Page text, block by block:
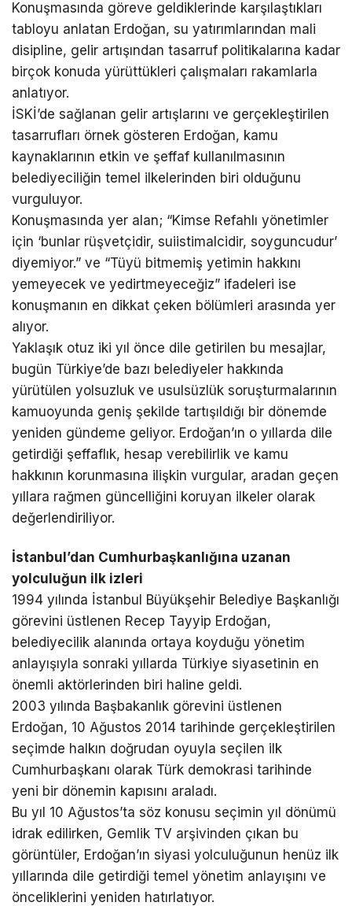
Konuşmasında göreve geldiklerinde karşılaştıkları
tabloyu anlatan Erdoğan, su yatırımlarından mali
disipline, gelir artışından tasarruf politikalarına kadar
birçok konuda yürüttükleri çalışmaları rakamlarla
anlatıyor.
İSKİ’de sağlanan gelir artışlarını ve gerçekleştirilen
tasarrufları örnek gösteren Erdoğan, kamu
kaynaklarının etkin ve şeffaf kullanılmasının
belediyeciliğin temel ilkelerinden biri olduğunu
vurguluyor.
Konuşmasında yer alan; “Kimse Refahlı yönetimler
için ‘bunlar rüşvetçidir, suiistimalcidir, soyguncudur’
diyemiyor.” ve “Tüyü bitmemiş yetimin hakkını
yemeyecek ve yedirtmeyeceğiz” ifadeleri ise
konuşmanın en dikkat çeken bölümleri arasında yer
alıyor.
Yaklaşık otuz iki yıl önce dile getirilen bu mesajlar,
bugün Türkiye’de bazı belediyeler hakkında
yürütülen yolsuzluk ve usulsüzlük soruşturmalarının
kamuoyunda geniş şekilde tartışıldığı bir dönemde
yeniden gündeme geliyor. Erdoğan’ın o yıllarda dile
getirdiği şeffaflık, hesap verebilirlik ve kamu
hakkının korunmasına ilişkin vurgular, aradan geçen
yıllara rağmen güncelliğini koruyan ilkeler olarak
değerlendiriliyor.
İstanbul’dan Cumhurbaşkanlığına uzanan
yolculuğun ilk izleri
1994 yılında İstanbul Büyükşehir Belediye Başkanlığı
görevini üstlenen Recep Tayyip Erdoğan,
belediyecilik alanında ortaya koyduğu yönetim
anlayışıyla sonraki yıllarda Türkiye siyasetinin en
önemli aktörlerinden biri haline geldi.
2003 yılında Başbakanlık görevini üstlenen
Erdoğan, 10 Ağustos 2014 tarihinde gerçekleştirilen
seçimde halkın doğrudan oyuyla seçilen ilk
Cumhurbaşkanı olarak Türk demokrasi tarihinde
yeni bir dönemin kapısını araladı.
Bu yıl 10 Ağustos’ta söz konusu seçimin yıl dönümü
idrak edilirken, Gemlik TV arşivinden çıkan bu
görüntüler, Erdoğan’ın siyasi yolculuğunun henüz ilk
yıllarında dile getirdiği temel yönetim anlayışını ve
önceliklerini yeniden hatırlatıyor.